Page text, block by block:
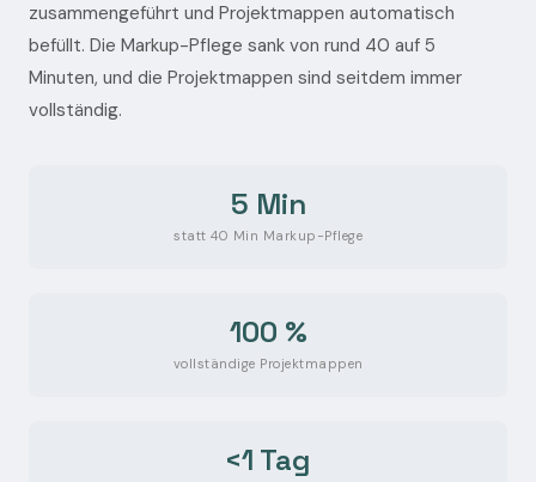
zusammengeführt und Projektmappen automatisch
befüllt. Die Markup-Pflege sank von rund 40 auf 5
Minuten, und die Projektmappen sind seitdem immer
vollständig.
5 Min
statt 40 Min Markup-Pflege
100 %
vollständige Projektmappen
<1 Tag